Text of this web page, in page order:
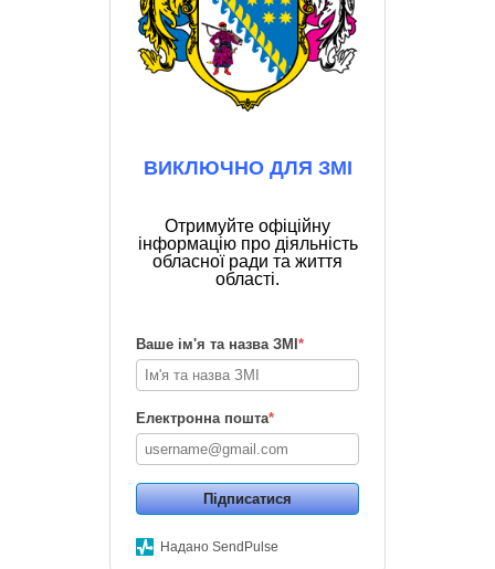
ВИКЛЮЧНО ДЛЯ ЗМІ
Отримуйте офіційну
інформацію про діяльність
обласної ради та життя
області.
Ваше ім'я та назва ЗМІ *
Електронна пошта*
Підписатися
Надано SendPulse